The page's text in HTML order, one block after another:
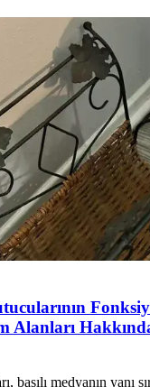
Alanları
basılı medyanın yanı